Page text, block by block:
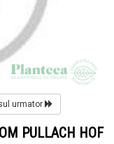
urmator
PULLACH HOF